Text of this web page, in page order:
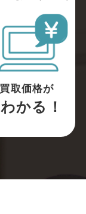
取価格が
かる！